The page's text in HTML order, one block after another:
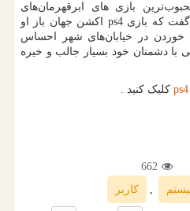
بازی های ابرقهرمان‌های
گفت که بازی ps4
اکشن جهان باز او
خوردن در خیابان‌های شهر احساس
با دشمنان خود بسیار جالب و خیره
ps4 کلیک کنید .
662
, كاربر